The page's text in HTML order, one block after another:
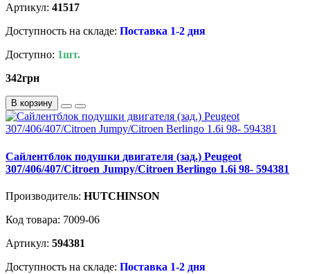
Артикул: 41517
Доступность на складе: Поставка 1-2 дня
Доступно: 1шт.
342грн
В корзину
Сайлентблок подушки двигателя (зад.) Peugeot
307/406/407/Citroen Jumpy/Citroen Berlingo 1.6i 98- 594381
Производитель: HUTCHINSON
Код товара: 7009-06
Артикул: 594381
Доступность на складе: Поставка 1-2 дня